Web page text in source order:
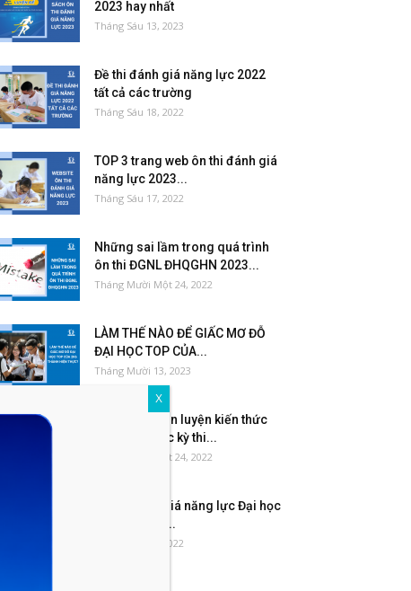
2023 hay nhất
Tháng Sáu 13, 2023
Đề thi đánh giá năng lực 2022
tất cả các trường
Tháng Sáu 18, 2022
TOP 3 trang web ôn thi đánh giá
năng lực 2023...
Tháng Sáu 17, 2022
Những sai lầm trong quá trình
ôn thi ĐGNL ĐHQGHN 2023...
Tháng Mười Một 24, 2022
LÀM THẾ NÀO ĐỂ GIẤC MƠ ĐỖ
ĐẠI HỌC TOP CỦA...
Tháng Mười 13, 2023
Hướng dẫn Ôn luyện kiến thức
theo môn học kỳ thi...
Tháng Mười Một 24, 2022
Ôn thi đánh giá năng lực Đại học
Quốc gia Hà...
Tháng Sáu 16, 2022
X